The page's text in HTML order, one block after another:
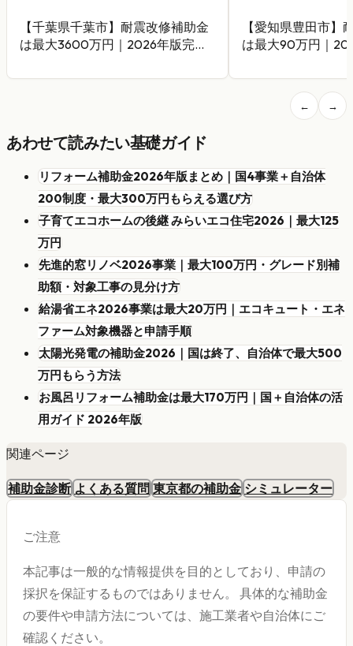
【千葉県千葉市】耐震改修補助金
は最大3600万円｜2026年版完全
【愛知県豊田市】
は最大90万円｜
← →
あわせて読みたい基礎ガイド
リフォーム補助金2026年版まとめ｜国4事業＋自治体
200制度・最大300万円もらえる選び方
子育てエコホームの後継 みらいエコ住宅2026｜最大125
万円
先進的窓リノベ2026事業｜最大100万円・グレード別補
助額・対象工事の見分け方
給湯省エネ2026事業は最大20万円｜エコキュート・エネ
ファーム対象機器と申請手順
太陽光発電の補助金2026｜国は終了、自治体で最大500
万円もらう方法
お風呂リフォーム補助金は最大170万円｜国＋自治体の活
用ガイド 2026年版
関連ページ
補助金診断 よくある質問 東京都の補助金 シミュレーター
ご注意
本記事は一般的な情報提供を目的としており、申請の
採択を保証するものではありません。 具体的な補助金
の要件や申請方法については、施工業者や自治体にご
確認ください。